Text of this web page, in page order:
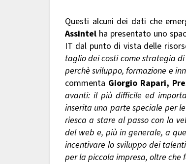
Questi alcuni dei dati che
Assintel ha presentato uno
IT dal punto di vista delle
taglio dei costi come strategia
perchè sviluppo, formazione e
commenta Giorgio Rapari,
avanti: il più difficile ed
inserita una parte speciale per
riesca a stare al passo con la
del web e, più in generale, a
incentivare lo sviluppo dei
per la piccola impresa, oltre che